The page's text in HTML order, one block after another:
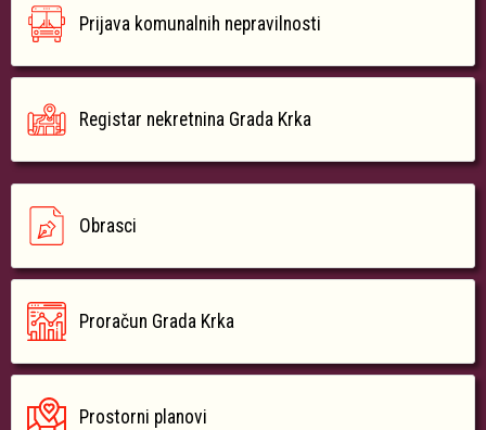
Prijava komunalnih nepravilnosti
Registar nekretnina Grada Krka
Obrasci
Proračun Grada Krka
Prostorni planovi